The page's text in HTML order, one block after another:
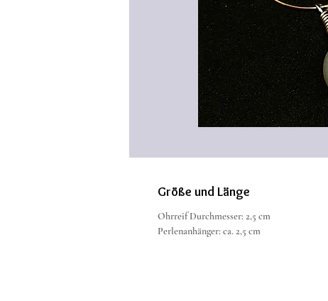
Größe und Länge
Ohrreif Durchmesser: 2,5 cm
Perlenanhänger: ca. 2,5 cm